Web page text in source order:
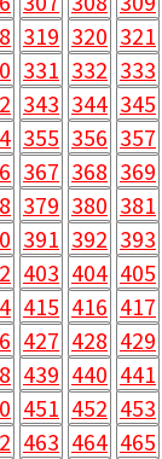
319 320 321
331 332 333
343 344 345
355 356 357
367 368 369
379 380 381
391 392 393
403 404 405
415 416 417
427 428 429
439 440 441
451 452 453
463 464 465